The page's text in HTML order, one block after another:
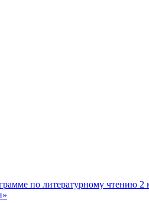
по литературному чтению 2